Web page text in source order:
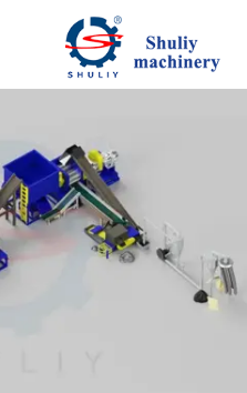
المحتوى